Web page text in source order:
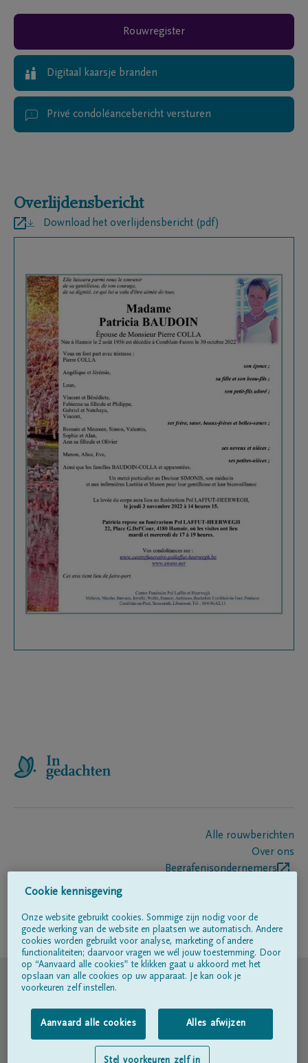
Rouwregister
Digitaal kaarsje branden
Privé condoléancebericht versturen
Overlijdensbericht
Download het overlijdensbericht (pdf)
Alle rouwberichten
Over ons
Begrafenisondernemers
Volg ons op
© DELA
Gebruiksvoorwaarden
Privacyverklaring
Cookie kennisgeving
Onze website gebruikt cookies. Sommige zijn nodig voor de
goede werking van de website en plaatsen we automatisch. Andere
cookies worden gebruikt voor analyse, marketing of andere
functionaliteiten; daarvoor vragen we wél jouw toestemming. Door
op “Aanvaard alle cookies” te klikken gaat u akkoord met het
opslaan van alle cookies op uw apparaat. Je kan ook je
voorkeuren zelf instellen.
Aanvaard alle cookies Alles afwijzen